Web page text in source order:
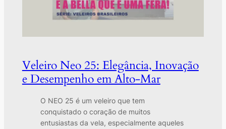
Veleiro Neo 25: Elegância, Inovação
e Desempenho em Alto-Mar
O NEO 25 é um veleiro que tem
conquistado o coração de muitos
entusiastas da vela, especialmente aqueles